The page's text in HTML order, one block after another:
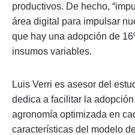
productivos. De hecho,
área digital para impulsar
que hay una adopción de
insumos variables.
Luis Verri es asesor del
dedica a facilitar la
agronomía optimizada en
características del modelo